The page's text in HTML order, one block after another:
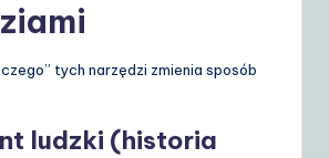
tych narzędzi zmienia sposób
ludzki (historia